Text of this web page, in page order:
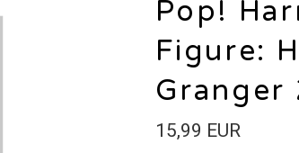
Pop!
Figure:
Granger
15,99 EUR